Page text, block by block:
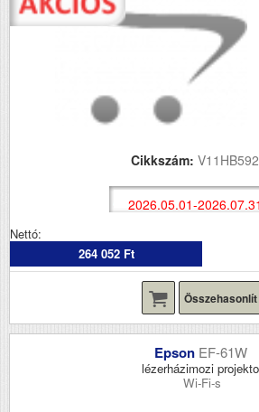
Cikkszám:
2026.05.01-
Nettó:
264 052 Ft
Összehasonlít
Epson EF-61W
lézerházimozi
Wi-Fi-s